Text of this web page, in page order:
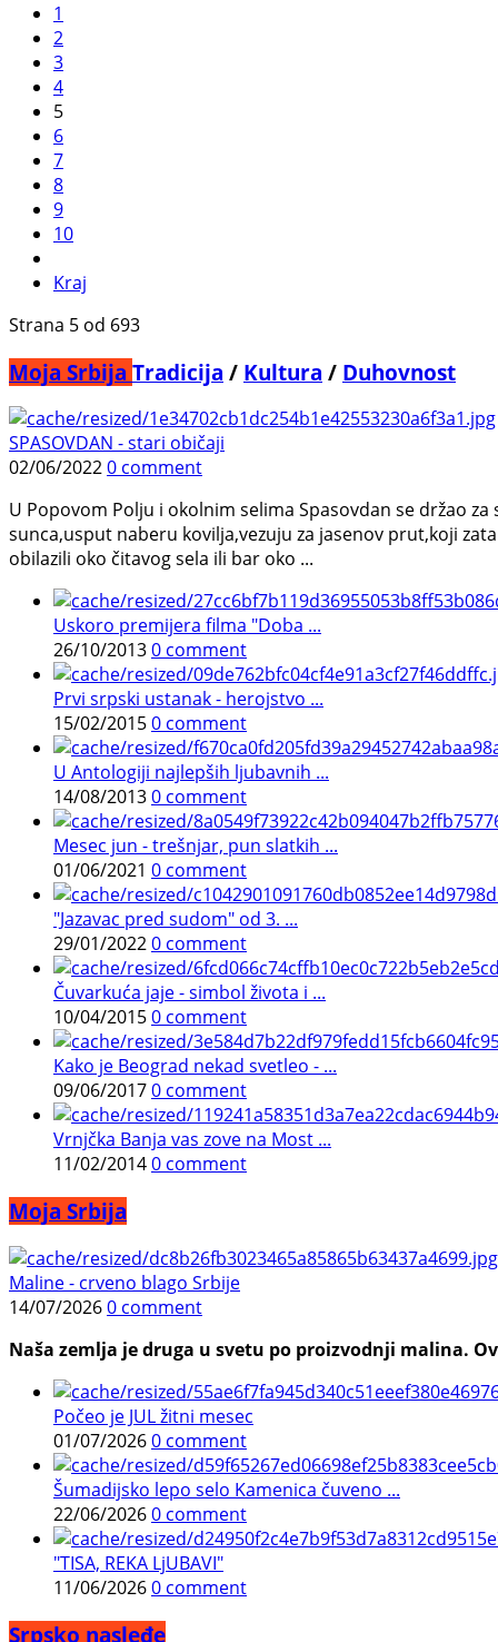
1
2
3
4
5
6
7
8
9
10
Kraj
Strana 5 od 693
Moja Srbija Tradicija / Kultura / Duhovnost
SPASOVDAN - stari običaji
02/06/20220 comment
U Popovom Polju i okolnim selima Spasovdan se držao
sunca,usput naberu kovilja,vezuju za jasenov prut,koji
obilazili oko čitavog sela ili bar oko ...
Uskoro premijera filma "Doba ...
26/10/20130 comment
Prvi srpski ustanak - herojstvo ...
15/02/20150 comment
U Antologiji najlepših ljubavnih ...
14/08/20130 comment
Mesec jun - trešnjar, pun slatkih ...
01/06/2021 0 comment
"Jazavac pred sudom" od 3. ...
29/01/20220 comment
Čuvarkuća jaje - simbol života i ...
10/04/20150 comment
Kako je Beograd nekad svetleo - ...
09/06/20170 comment
Vrnjčka Banja vas zove na Most ...
11/02/20140 comment
Moja Srbija
Maline - crveno blago Srbije
14/07/20260 comment
Naša zemlja je druga u svetu po proizvodnji malina.
Počeo je JUL žitni mesec
01/07/20260 comment
Šumadijsko lepo selo Kamenica čuveno ...
22/06/20260 comment
"TISA, REKA LjUBAVI"
11/06/20260 comment
Srpsko nasleđe